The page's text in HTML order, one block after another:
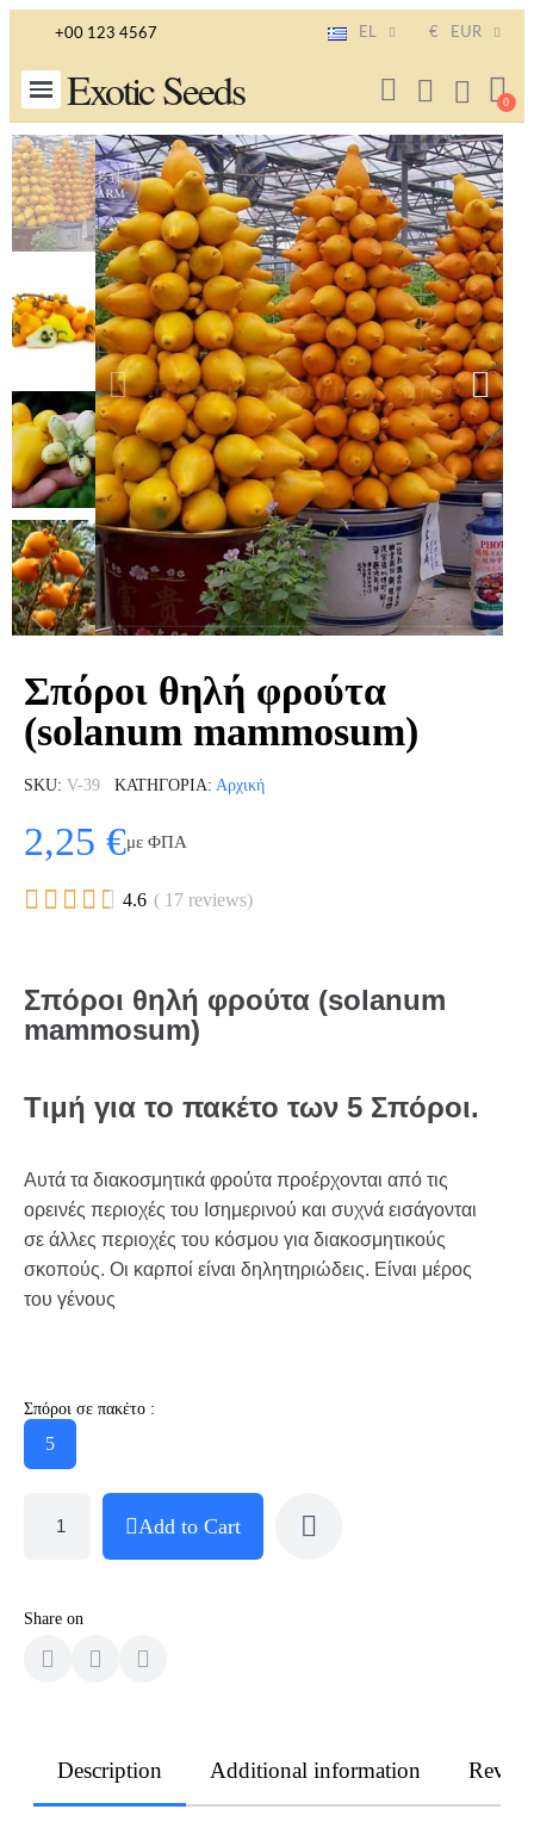
+00 123 4567 EL € EUR
Exotic Seeds
Σπόροι θηλή φρούτα
(solanum mammosum)
SKU V-39 ΚΑΤΗΓΟΡΊΑ Αρχική
2,25 €με ΦΠΑ
     4.6 ( 17 reviews)
Σπόροι θηλή φρούτα (solanum
mammosum)
Τιμή για το πακέτο των 5 Σπόροι.
Αυτά τα διακοσμητικά φρούτα προέρχονται από τις
ορεινές περιοχές του Ισημερινού και συχνά εισάγονται
σε άλλες περιοχές του κόσμου για διακοσμητικούς
σκοπούς. Οι καρποί είναι δηλητηριώδεις. Είναι μέρος
του γένους
Σπόροι σε πακέτο :
5
Add to Cart
Share on
Description Additional information